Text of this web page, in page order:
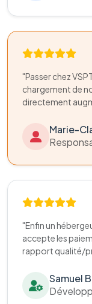
"Passer chez
chargement de
directement
Marie-
"Enfin un
accepte les
rapport qualité/
Samuel